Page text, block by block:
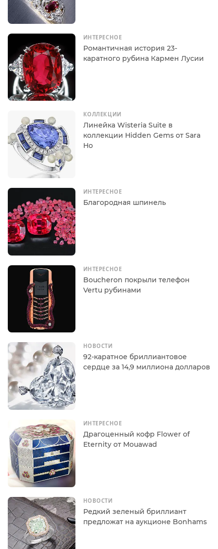
ИНТЕРЕСНОЕ
Романтичная история 23-
каратного рубина Кармен Лусии
КОЛЛЕКЦИИ
Линейка Wisteria Suite в
коллекции Hidden Gems от Sara
Ho
ИНТЕРЕСНОЕ
Благородная шпинель
ИНТЕРЕСНОЕ
Boucheron покрыли телефон
Vertu рубинами
НОВОСТИ
92-каратное бриллиантовое
сердце за 14,9 миллиона долларов
ИНТЕРЕСНОЕ
Драгоценный кофр Flower of
Eternity от Mouawad
НОВОСТИ
Редкий зеленый бриллиант
предложат на аукционе Bonhams